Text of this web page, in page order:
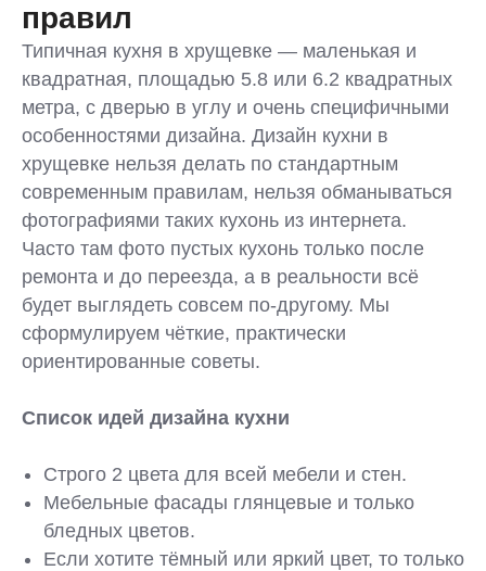
правил
Типичная кухня в хрущевке — маленькая и
квадратная, площадью 5.8 или 6.2 квадратных
метра, с дверью в углу и очень специфичными
особенностями дизайна. Дизайн кухни в
хрущевке нельзя делать по стандартным
современным правилам, нельзя обманываться
фотографиями таких кухонь из интернета.
Часто там фото пустых кухонь только после
ремонта и до переезда, а в реальности всё
будет выглядеть совсем по-другому. Мы
сформулируем чёткие, практически
ориентированные советы.
Список идей дизайна кухни
Строго 2 цвета для всей мебели и стен.
Мебельные фасады глянцевые и только
бледных цветов.
Если хотите тёмный или яркий цвет, то только